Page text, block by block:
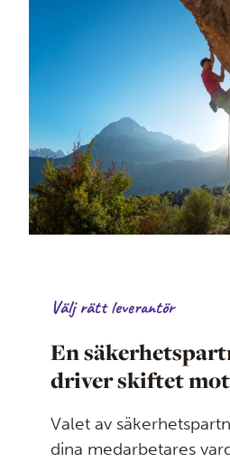
Välj rätt leverantör
En
driver skiftet
Valet av
dina medarbetares